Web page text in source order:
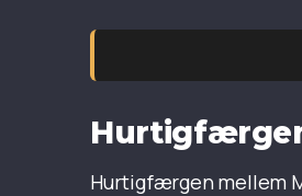
Hurtigfærgen mellem